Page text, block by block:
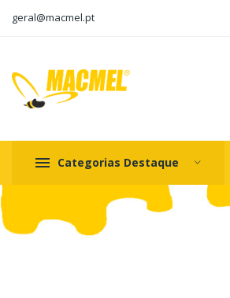
geral@macmel.pt
Categorias Destaque